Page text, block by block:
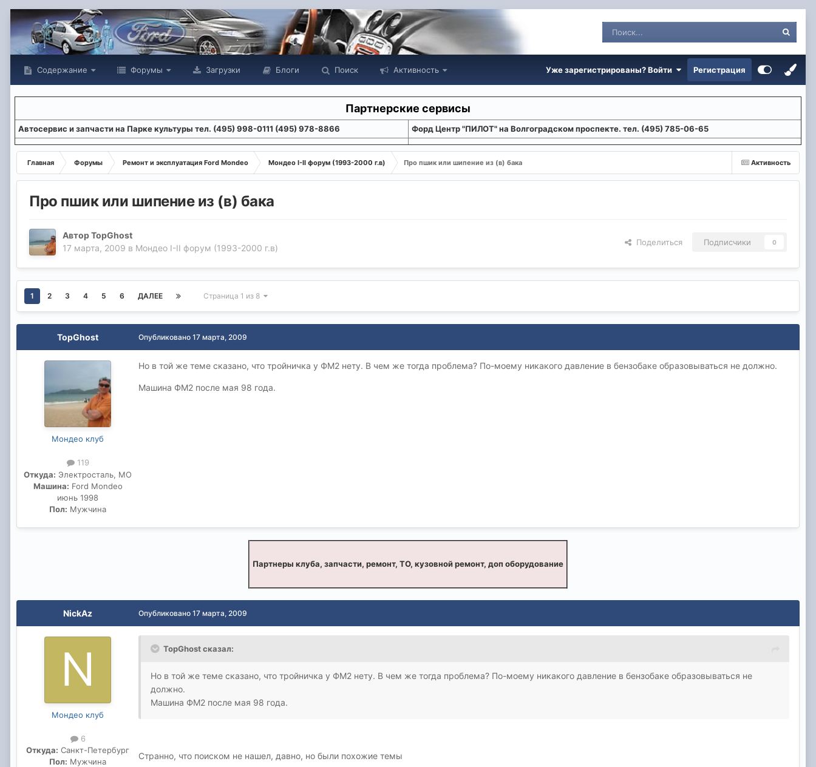
Содержание Форумы Загрузки Блоги Поиск Активность Уже зарегистрированы? Войти Регистрация
Партнерские сервисы
Aвтосервис и запчасти на Парке культуры тел. (495) 998-0111 (495) 978-8866 Форд Центр "ПИЛОТ" на Волгоградском проспекте. тел. (495) 785-06-65
Активность
Главная Форумы Ремонт и эксплуатация Ford Mondeo Мондео I-II форум (1993-2000 г.в) Про пшик или шипение из (в) бака
Про пшик или шипение из (в) бака
АвторTopGhost
17 марта, 2009 в Мондео I-II форум (1993-2000 г.в)
Поделиться Подписчики 0
1 2 3 4 5 6 ДАЛЕЕ Страница 1 из 8
TopGhost
Мондео клуб
119
Откуда: Электросталь, МО
Машина: Ford Mondeo
июнь 1998
Пол: Мужчина
Опубликовано 17 марта, 2009
Но в той же теме сказано, что тройничка у ФМ2 нету. В чем же тогда проблема? По-моему никакого давление в бензобаке образовываться не должно.
Машина ФМ2 после мая 98 года.
Партнеры клуба, запчасти, ремонт, ТО, кузовной ремонт, доп оборудование
NickAz
Мондео клуб
6
Откуда: Санкт-Петербург
Пол: Мужчина
Опубликовано 17 марта, 2009
TopGhost сказал:
Но в той же теме сказано, что тройничка у ФМ2 нету. В чем же тогда проблема? По-моему никакого давление в бензобаке образовываться не
должно.
Машина ФМ2 после мая 98 года.
Странно, что поиском не нашел, давно, но были похожие темы